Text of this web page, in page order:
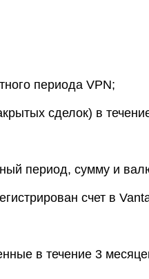
периода VPN;
сделок) в
период, сумму и
счет в
в течение 3